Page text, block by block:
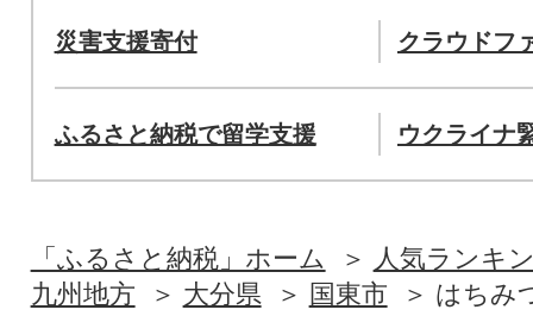
災害支援寄付 クラウドフ
ふるさと納税で留学支援 ウクライナ
「ふるさと納税」ホーム
人気ランキ
九州地方
大分県 国東市 はちみ